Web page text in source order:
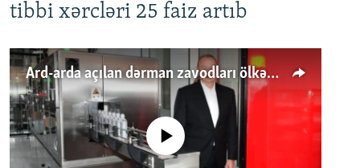
tibbi xərcləri 25 faiz artıb
Ard-arda açılan dərman zavodları ölkənin tələbatını ödəyirmi?
No media source currently available